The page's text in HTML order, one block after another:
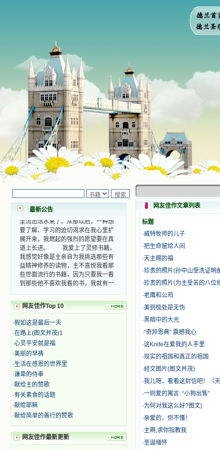
最新公告
小德兰爱心书屋最新公告 有一天，我
做了一个奇怪的梦，至今让我难忘。
梦中，我看到一本打开的用石头做的
书，我用舌头去舔它，觉得有一种甜
味，我就更用力去舔，最后从这本书
里流出活水来了。从那以后，一种想
要了解、学习的迫切渴求在我心里扩
展开来，我燃起的强烈的愿望要在真
道上长进。 我爱上了灵修书籍，
我感觉好像是主亲自为我挑选那些有
益精神修养的读物，主不喜悦我看那
些世面流行的书籍，因为只要我一看
到那些他不喜欢我看的书，我就有一
本不良的书籍。 善良的书使人向
我的脑子里。读这些圣书时，我思潮
汹涌起伏，欣喜不能自已。书中谈到
这些圣人们如何在与主的交往中得到
灵命的更新，德行的馨香如何上达天
庭。啊，在这世上曾住过那么多热心
人，舍下了他们手中的一切，轻快地
踏上了异国他乡，到没有人知道真神
的世界里去。啊，若不是主的引领，
我可能到死还不认识他们呢！ 我
的心灵从主给我的这些圣人的言行中
我面前展开时，我是多么的惊奇、兴
奋啊！当我读到他们为主而受人逼
网友佳作Top 10
·假如这是最后一天
·在路上(图文并茂)1
·心灵平安就是福
·美丽的早祷
·生活在感恩的世界里
·谦卑的侍奉
·献给主的赞歌
·有关素食的话题
·献给耶稣
·献给简单的善行的赞歌
网友佳作最新更新
网友佳作文章列表
标题
·威特牧师的儿子
·把生命留给人间
·天主赐的福
·珍贵的照片(孙中山受洗证明
·珍贵的照片(为主受苦的八位
·老鹰和公鸡
·美到极处是无伤
·黑暗中的大光
·“奇异恩典” 震撼我心
·这Knife在爱我的人手里
·现实的祖国和真正的祖国
·经文图片(图文并茂)
·我儿呀，看看这封信吧！（
·一则爱的寓言: “小狗出售”
·为何对我这么好?图文)
·亲爱的，你不懂！
·主啊,求你指教我
·圣诞缅怀